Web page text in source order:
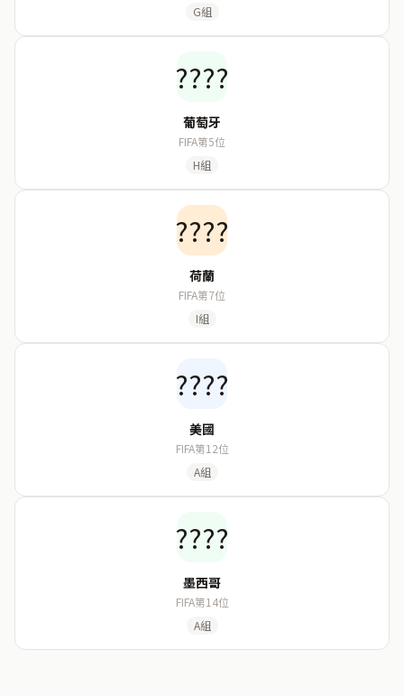
G組
????
葡萄牙
FIFA第5位
H組
????
荷蘭
FIFA第7位
I組
????
美國
FIFA第12位
A組
????
墨西哥
FIFA第14位
A組